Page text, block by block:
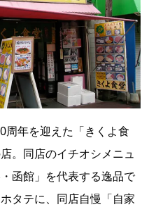
周年を迎えた「きくよ食
。同店のイチオシメニュ
函館」を代表する逸品で
タテに、同店自慢「自家